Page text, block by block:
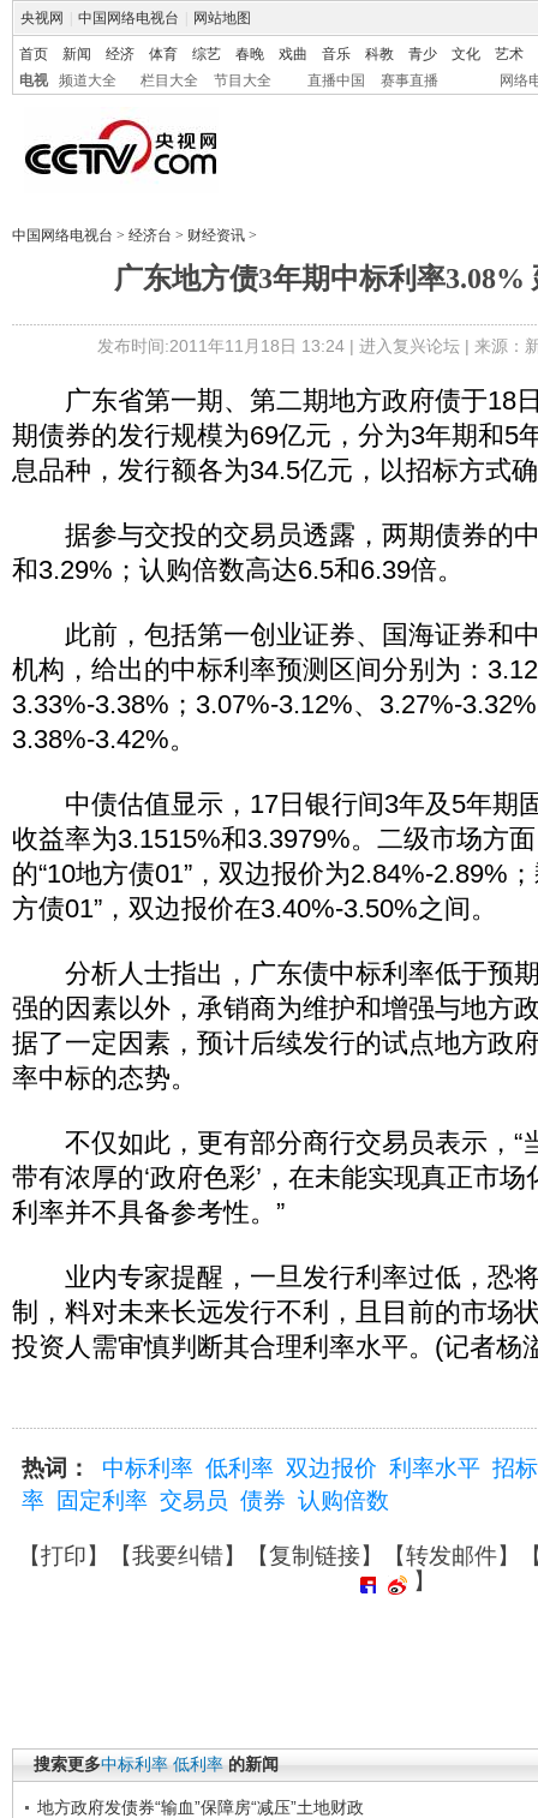
央视网 中国网络电视台 网站地图
首页 新闻 经济 体育 综艺 春晚 戏曲 音乐 科教 青少 文化
艺术
电视
频道大全 栏目大全 节目大全 直播中国 赛事直播 网络
中国网络电视台 > 经济台 > 财经资讯 >
广东地方债3年期中标利率3.08%
发布时间:2011年11月18日 13:24 | 进入复兴论坛| 来源：
广东省第一期、第二期地方政府债于18
期债券的发行规模为69亿元，分为3年期和5
息品种，发行额各为34.5亿元，以招标方式
据参与交投的交易员透露，两期债券的
和3.29%；认购倍数高达6.5和6.39倍。
此前，包括第一创业证券、国海证券和
机构，给出的中标利率预测区间分别为：
3.33%-3.38%；3.07%-3.12%、3.27%-
3.38%-3.42%。
中债估值显示，17日银行间3年及5年期
收益率为3.1515%和3.3979%。二级市场方
的“10地方债01”，双边报价为2.84%-2.89%
方债01”，双边报价在3.40%-3.50%之间。
分析人士指出，广东债中标利率低于预
强的因素以外，承销商为维护和增强与地方
据了一定因素，预计后续发行的试点地方政
率中标的态势。
不仅如此，更有部分商行交易员表示，“
带有浓厚的‘政府色彩’，在未能实现真正市
利率并不具备参考性。”
业内专家提醒，一旦发行利率过低，恐
制，料对未来长远发行不利，且目前的市场
投资人需审慎判断其合理利率水平。(记者杨
热词： 中标利率 低利率 双边报价 利率水平 招
率
固定利率 交易员 债券 认购倍数
【打印】【我要纠错】【复制链接】【转发邮件】
】
搜索更多中标利率 低利率 的新闻
地方政府发债券“输血”保障房“减压”土地财政